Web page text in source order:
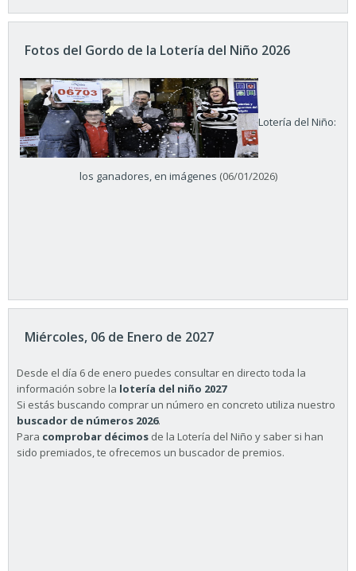
Fotos del Gordo de la Lotería del Niño 2026
Lotería del Niño:
los ganadores, en imágenes (06/01/2026)
Miércoles, 06 de Enero de 2027
Desde el día 6 de enero puedes consultar en directo toda la
información sobre la lotería del niño 2027
Si estás buscando comprar un número en concreto utiliza nuestro
buscador de números 2026.
Para comprobar décimos de la Lotería del Niño y saber si han
sido premiados, te ofrecemos un buscador de premios.